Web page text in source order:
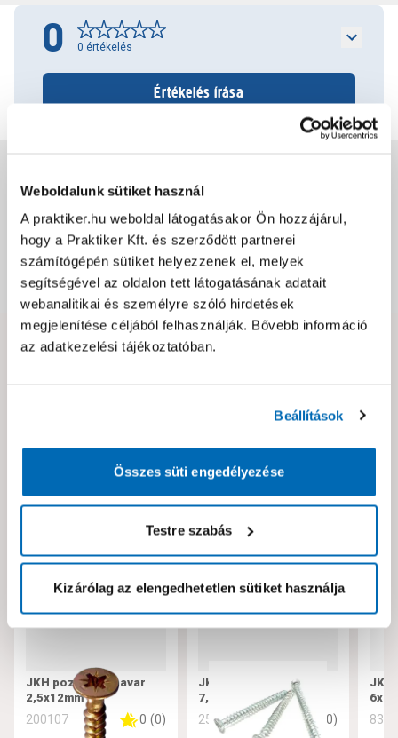
Weboldalunk sütiket használ
A praktiker.hu weboldal látogatásakor Ön hozzájárul,
hogy a Praktiker Kft. és szerződött partnerei
számítógépén sütiket helyezzenek el, melyek
segítségével az oldalon tett látogatásának adatait
webanalitikai és személyre szóló hirdetések
megjelenítése céljából felhasználják. Bővebb információ
az adatkezelési tájékoztatóban.
Beállítások
Összes süti engedélyezése
Testre szabás
Kizárólag az elengedhetetlen sütiket használja
0 0 értékelés
Értékelés írása
Csomagolási és súly információk
Dokumentumok, felelős személy
Hibát találtál az oldalon vagy a termék leírásában?
Neked ajánljuk!
JKH pozdorjacsavar
2,5x12mm
200107 0 (0)
JKH tokrögzítő csavar
7,5x182
256221 0 0)
JKH